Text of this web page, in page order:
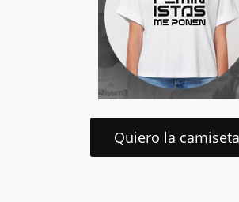
Quiero la camiseta